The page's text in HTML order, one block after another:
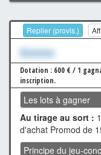
Replier (provis.)
Xxxxxxx
Dotation : 600 € / 1
inscription.
Les lots à gagner
Au tirage au sort :
d'achat Promod de
Principe du jeu-